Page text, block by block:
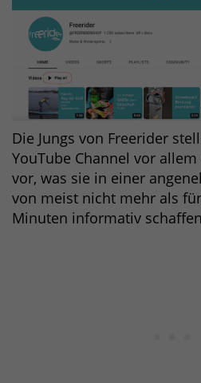
Die Jungs von Freerider
YouTube Channel vor allem
vor, was sie in einer
von meist nicht mehr als
Minuten informativ